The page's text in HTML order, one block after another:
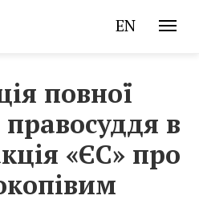
EN
повної
правосуддя в
«ЄС» про